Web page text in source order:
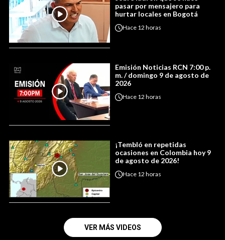
pasar por mensajero para
hurtar locales en Bogotá
Hace 12 horas
Emisión Noticias RCN 7:00 p.
m. / domingo 9 de agosto de
2026
Hace 12 horas
¡Tembló en repetidas
ocasiones en Colombia hoy 9
de agosto de 2026!
Hace 12 horas
VER MÁS VIDEOS